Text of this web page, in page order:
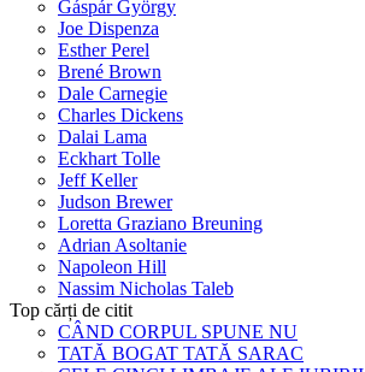
Gáspár György
Joe Dispenza
Esther Perel
Brené Brown
Dale Carnegie
Charles Dickens
Dalai Lama
Eckhart Tolle
Jeff Keller
Judson Brewer
Loretta Graziano Breuning
Adrian Asoltanie
Napoleon Hill
Nassim Nicholas Taleb
Top cărți de citit
CÂND CORPUL SPUNE NU
TATĂ BOGAT TATĂ SARAC